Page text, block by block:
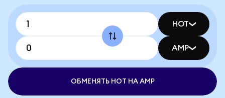
HOT
AMP
ОБМЕНЯТЬ HOT НА AMP